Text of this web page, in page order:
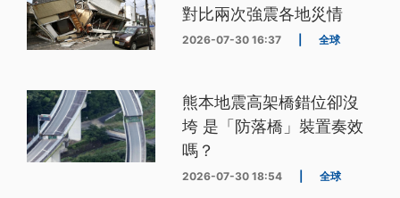
對比兩次強震各地災情
2026-07-30 16:37 全球
熊本地震高架橋錯位卻沒
垮 是「防落橋」裝置奏效
嗎？
2026-07-30 18:54 全球